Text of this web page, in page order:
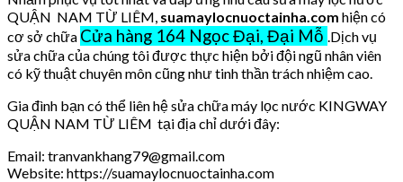
QUẬN NAM TỪ LIÊM, suamaylocnuoctainha.com hiện có
cơ sở chữa Cửa hàng 164 Ngọc Đại, Đại Mỗ .Dịch vụ
sửa chữa của chúng tôi được thực hiện bởi đội ngũ nhân viên
có kỹ thuật chuyên môn cũng như tinh thần trách nhiệm cao.
Gia đình bạn có thể liên hệ sửa chữa máy lọc nước KINGWAY
QUẬN NAM TỪ LIÊM tại địa chỉ dưới đây:
Email: tranvankhang79@gmail.com
Website: https://suamaylocnuoctainha.com